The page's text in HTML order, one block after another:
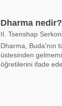
Dharma nedir?
II. Tsenshap
Dharma, Buda'nın
üstesinden
öğretilerini ifade